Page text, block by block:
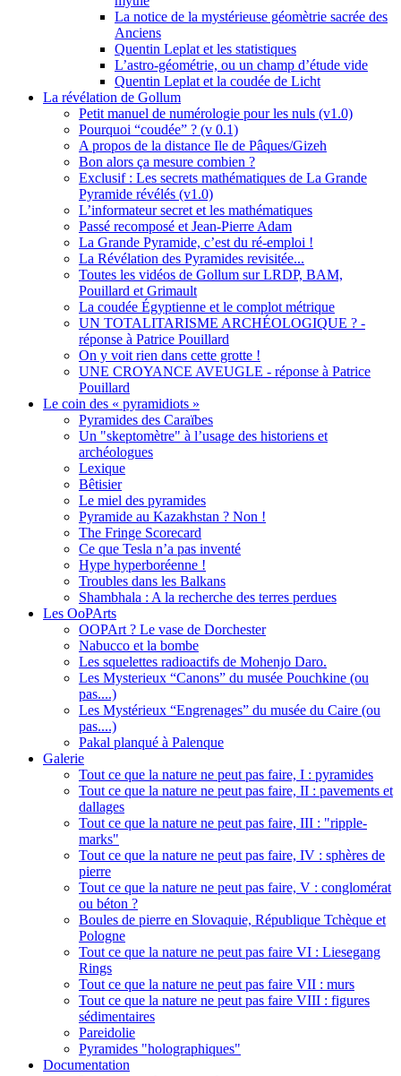
La notice de la mystérieuse géomètrie sacrée des
Anciens
Quentin Leplat et les statistiques
L’astro-géométrie, ou un champ d’étude vide
Quentin Leplat et la coudée de Licht
La révélation de Gollum
Petit manuel de numérologie pour les nuls (v1.0)
Pourquoi “coudée” ? (v 0.1)
A propos de la distance Ile de Pâques/Gizeh
Bon alors ça mesure combien ?
Exclusif : Les secrets mathématiques de La Grande
Pyramide révélés (v1.0)
L’informateur secret et les mathématiques
Passé recomposé et Jean-Pierre Adam
La Grande Pyramide, c’est du ré-emploi !
La Révélation des Pyramides revisitée...
Toutes les vidéos de Gollum sur LRDP, BAM,
Pouillard et Grimault
La coudée Égyptienne et le complot métrique
UN TOTALITARISME ARCHÉOLOGIQUE ? -
réponse à Patrice Pouillard
On y voit rien dans cette grotte !
UNE CROYANCE AVEUGLE - réponse à Patrice
Pouillard
Le coin des « pyramidiots »
Pyramides des Caraïbes
Un "skeptomètre" à l’usage des historiens et
archéologues
Lexique
Bêtisier
Le miel des pyramides
Pyramide au Kazakhstan ? Non !
The Fringe Scorecard
Ce que Tesla n’a pas inventé
Hype hyperboréenne !
Troubles dans les Balkans
Shambhala : A la recherche des terres perdues
Les OoPArts
OOPArt ? Le vase de Dorchester
Nabucco et la bombe
Les squelettes radioactifs de Mohenjo Daro.
Les Mysterieux “Canons” du musée Pouchkine (ou
pas....)
Les Mystérieux “Engrenages” du musée du Caire (ou
pas....)
Pakal planqué à Palenque
Galerie
Tout ce que la nature ne peut pas faire, I : pyramides
Tout ce que la nature ne peut pas faire, II : pavements et
dallages
Tout ce que la nature ne peut pas faire, III : "ripple-
marks"
Tout ce que la nature ne peut pas faire, IV : sphères de
pierre
Tout ce que la nature ne peut pas faire, V : conglomérat
ou béton ?
Boules de pierre en Slovaquie, République Tchèque et
Pologne
Tout ce que la nature ne peut pas faire VI : Liesegang
Rings
Tout ce que la nature ne peut pas faire VII : murs
Tout ce que la nature ne peut pas faire VIII : figures
sédimentaires
Pareidolie
Pyramides "holographiques"
Documentation